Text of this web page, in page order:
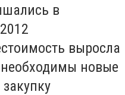
в
выросла
новые